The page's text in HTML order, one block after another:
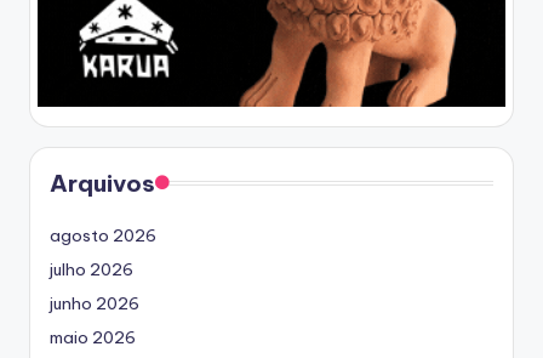
Arquivos
agosto 2026
julho 2026
junho 2026
maio 2026